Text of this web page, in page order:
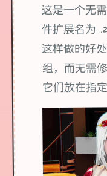
这是一个无
件扩展名为
这样做的好
组，而无需
它们放在指